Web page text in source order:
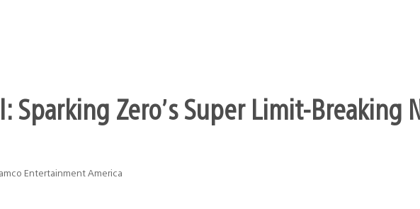
Sparking Zero’s Super Limit-
Entertainment America